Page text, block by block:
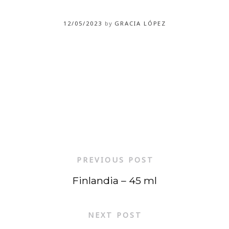
12/05/2023 by GRACIA LÓPEZ
PREVIOUS POST
Finlandia – 45 ml
NEXT POST